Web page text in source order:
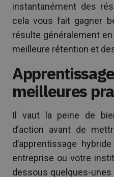
instantanément des
cela vous fait gagner
résulte généralement
meilleure rétention et
meilleures
Il vaut la peine de
d’action avant de
d’apprentissage
entreprise ou votre
dessous quelques-